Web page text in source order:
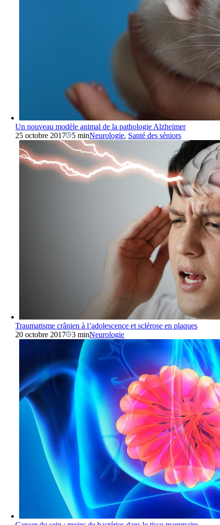
Un nouveau modèle animal de la pathologie Alzheimer
25 octobre 2017
5 minNeurologie, Santé des séniors
Traumatisme crânien à l’adolescence et sclérose en plaques
20 octobre 2017
3 minNeurologie